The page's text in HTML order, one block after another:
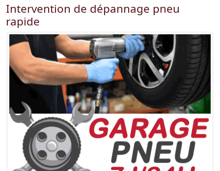
Intervention de dépannage pneu
rapide